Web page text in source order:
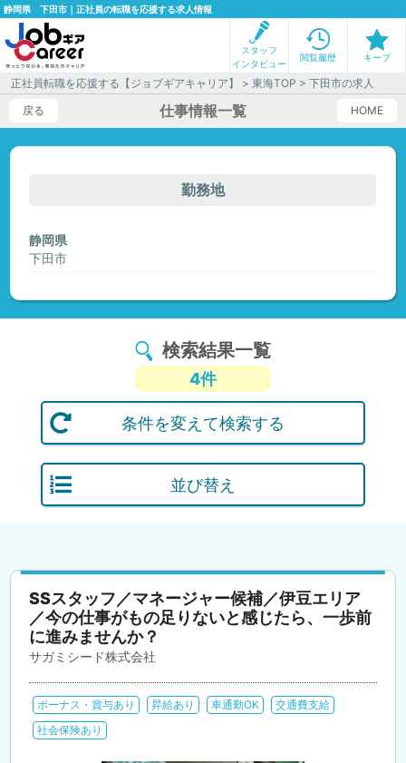
静岡県 下田市｜正社員の転職を応援する求人情報
スタッフ
インタビュー
閲覧履歴 キープ
正社員転職を応援する【ジョブギアキャリア】 >東海TOP > 下田市の求人
戻る
HOME
仕事情報一覧
勤務地
静岡県
下田市
検索結果一覧
4件
条件を変えて検索する
並び替え
SSスタッフ／マネージャー候補／伊豆エリア
／今の仕事がもの足りないと感じたら、一歩前
に進みませんか？
サガミシード株式会社
ボーナス・賞与あり 昇給あり 車通勤OK
交通費支給
社会保険あり